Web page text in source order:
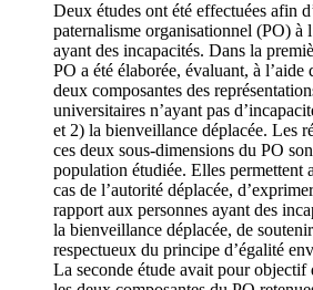
Deux études ont été effectuées afin
paternalisme organisationnel (PO) à
ayant des incapacités. Dans la
PO a été élaborée, évaluant, à l’aide
deux composantes des
universitaires n’ayant pas
et 2) la bienveillance déplacée. Les
ces deux sous-dimensions du PO
population étudiée. Elles permettent
cas de l’autorité déplacée,
rapport aux personnes ayant des
la bienveillance déplacée, de
respectueux du principe d’égalité
La seconde étude avait pour objectif